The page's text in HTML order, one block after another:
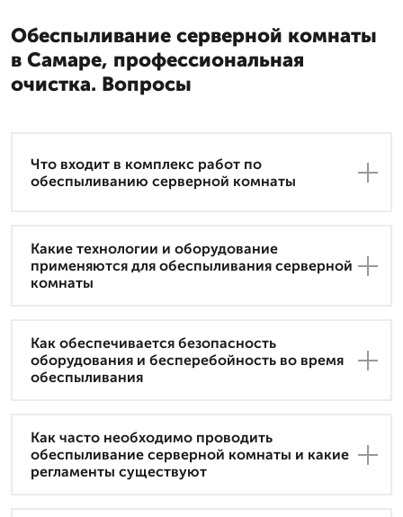
Обеспыливание серверной комнаты
в Самаре, профессиональная
очистка. Вопросы
Что входит в комплекс работ по
обеспыливанию серверной комнаты
Какие технологии и оборудование
применяются для обеспыливания серверной
комнаты
Как обеспечивается безопасность
оборудования и бесперебойность во время
обеспыливания
Как часто необходимо проводить
обеспыливание серверной комнаты и какие
регламенты существуют